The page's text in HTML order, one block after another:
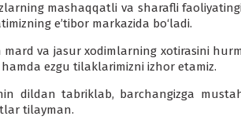
mashaqqatli va sharafli
e’tibor markazida bo‘ladi.
mard va jasur xodimlarning xotirasini
ezgu tilaklarimizni izhor etamiz.
dildan tabriklab, barchangizga
tilayman.